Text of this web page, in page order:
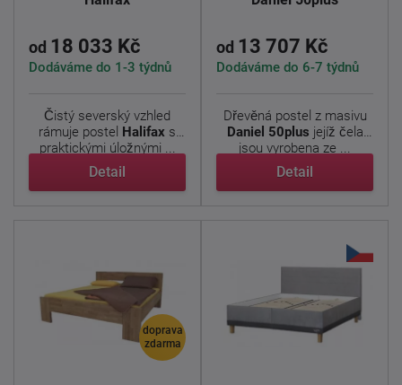
od 18 033 Kč
Dodáváme do 1-3 týdnů
Čistý severský vzhled
rámuje postel Halifax s
praktickými úložnými ...
Detail
od 13 707 Kč
Dodáváme do 6-7 týdnů
Dřevěná postel z masivu
Daniel 50plus jejíž čela
jsou vyrobena ze ...
Detail
doprava
zdarma